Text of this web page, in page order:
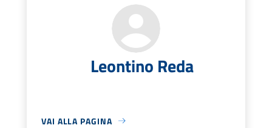
Leontino Reda
VAI ALLA PAGINA